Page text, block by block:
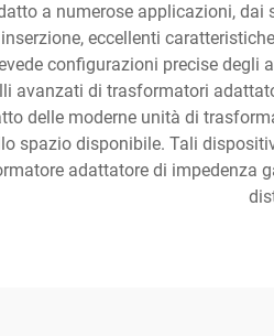
a numerose applicazioni,
eccellenti
configurazioni precise degli
avanzati di trasformatori
delle moderne unità di
spazio disponibile. Tali
adattatore di impedenza